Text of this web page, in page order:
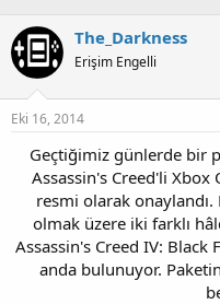
The_Darkness
Erişim Engelli
Eki 16, 2014
Geçtiğimiz günlerde bir
Assassin's Creed'li
resmi olarak
olmak üzere iki farklı
Assassin's Creed IV: Black
anda bulunuyor.